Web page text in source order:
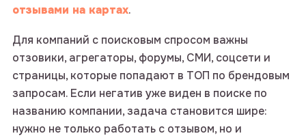
отзывами на картах.
Для компаний с поисковым спросом важны
отзовики, агрегаторы, форумы, СМИ, соцсети и
страницы, которые попадают в ТОП по брендовым
запросам. Если негатив уже виден в поиске по
названию компании, задача становится шире:
нужно не только работать с отзывом, но и